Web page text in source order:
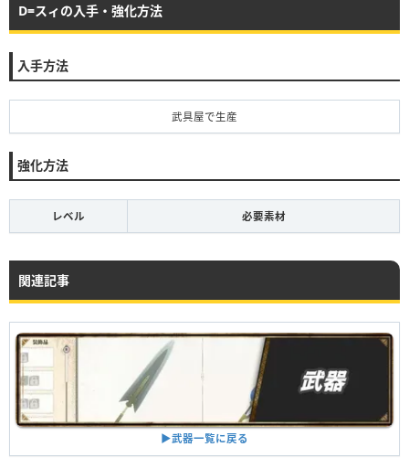
D=スィの入手・強化方法
入手方法
武具屋で生産
強化方法
レベル 必要素材
関連記事
▶︎武器一覧に戻る